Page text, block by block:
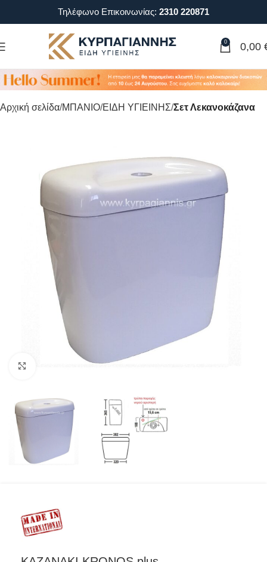
Τηλέφωνο Επικοινωνίας: 2310 220871
0 0,00
Αρχική σελίδα ΜΠΑΝΙΟ ΕΙΔΗ ΥΓΙΕΙΝΗΣ Σετ Λεκανοκάζανα